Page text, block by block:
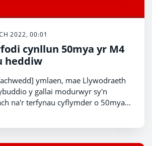
2022, 00:01
cynllun 50mya yr M4
heddiw
ymlaen, mae Llywodraeth
y gallai modurwyr sy'n
na'r terfynau cyflymder o 50mya